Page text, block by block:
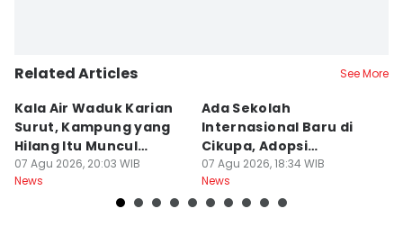
Related Articles See More
Kala Air Waduk Karian
Surut, Kampung yang
Hilang Itu Muncul
Kembali
07 Agu 2026, 20:03 WIB
News
Ada Sekolah
Internasional Baru di
Cikupa, Adopsi
Kurikulum Singapura
07 Agu 2026, 18:34 WIB
News